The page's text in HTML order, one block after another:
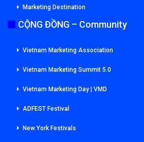
Marketing Destination
CỘNG ĐỒNG – Community
Vietnam Marketing Association
Vietnam Marketing Summit 5.0
Vietnam Marketing Day | VMD
ADFEST Festival
New York Festivals